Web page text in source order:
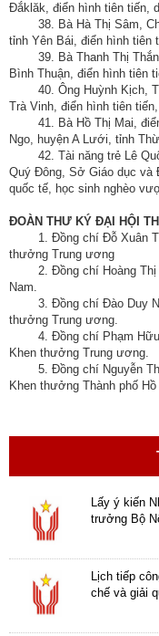
Đắklăk, điển hình tiên tiến,
38. Bà Hà Thị Sâm,
tỉnh Yên Bái, điển hình tiên
39. Bà Thanh Thị
Bình Thuận, điển hình tiên
40. Ông Huỳnh Kịch,
Trà Vinh, điển hình tiên
41. Bà Hồ Thị Mai,
Ngo, huyện A Lưới, tỉnh
42. Tài năng trẻ Lê
Quý Đông, Sở Giáo dục và
quốc tế, học sinh nghèo
ĐOÀN THƯ KÝ ĐẠI HỘI
1. Đồng chí Đỗ Xuân
thưởng Trung ương
2. Đồng chí Hoàng
Nam.
3. Đồng chí Đào Duy
thưởng Trung ương.
4. Đồng chí Phạm
Khen thưởng Trung ương.
5. Đồng chí Nguyễn
Khen thưởng Thành phố
Lấy ý kiến
trưởng Bộ
Lịch tiếp
chế và giải